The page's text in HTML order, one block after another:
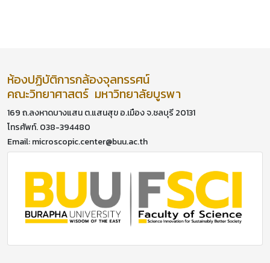
ห้องปฏิบัติการกล้องจุลทรรศน์
คณะวิทยาศาสตร์ มหาวิทยาลัยบูรพา
169 ถ.ลงหาดบางแสน ต.แสนสุข อ.เมือง จ.ชลบุรี 20131
โทรศัพท์. 038-394480
Email: microscopic.center@buu.ac.th